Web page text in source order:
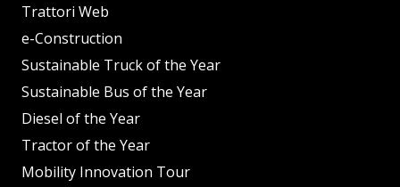
Trattori Web
e-Construction
Sustainable Truck of the Year
Sustainable Bus of the Year
Diesel of the Year
Tractor of the Year
Mobility Innovation Tour